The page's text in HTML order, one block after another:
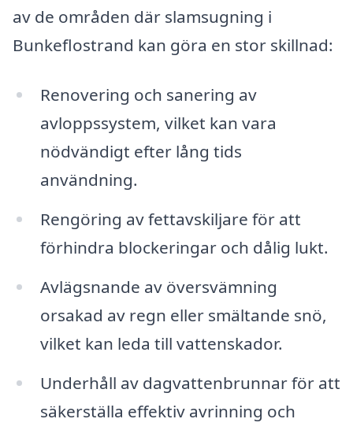
av de områden där slamsugning i
Bunkeflostrand kan göra en stor skillnad:
Renovering och sanering av
avloppssystem, vilket kan vara
nödvändigt efter lång tids
användning.
Rengöring av fettavskiljare för att
förhindra blockeringar och dålig lukt.
Avlägsnande av översvämning
orsakad av regn eller smältande snö,
vilket kan leda till vattenskador.
Underhåll av dagvattenbrunnar för att
säkerställa effektiv avrinning och